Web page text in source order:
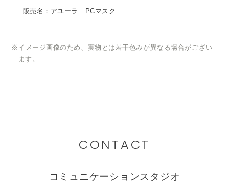
販売名：アユーラ PCマスク
イメージ画像のため、実物とは若干色みが異なる場合がござい
ます。
CONTACT
コミュニケーションスタジオ